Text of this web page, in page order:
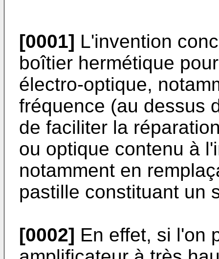
[0001] L'invention
boîtier hermétique
électro-optique,
fréquence (au dessus
de faciliter la
ou optique contenu à
notamment en
pastille constituant un
[0002] En effet, si l'on